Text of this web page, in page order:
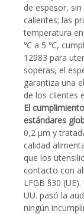
de espesor,
calientes; las
temperatura
℃ a 5 ℃,
12983 para
soperas, el
garantiza una
de los clientes
El
estándares
0,2 μm y
calidad
que los
contacto con
LFGB §30
UU. pasó la
ningún